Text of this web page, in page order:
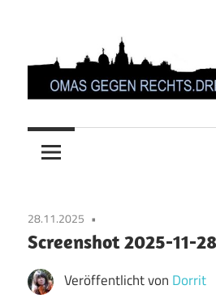
springen
OMAS
GEGEN
28.11.2025
Screenshot 2025-11-
Veröffentlicht von Dorrit